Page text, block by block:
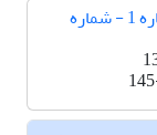
دوره 4، شماره 1 - شماره